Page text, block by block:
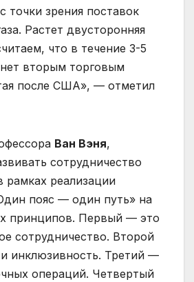
точки зрения поставок
Растет двусторонняя
что в течение 3-5
вторым торговым
после США», — отметил
Ван Вэня,
сотрудничество
рамках реализации
пояс — один путь» на
принципов. Первый — это
сотрудничество. Второй
инклюзивность. Третий —
операций. Четвертый